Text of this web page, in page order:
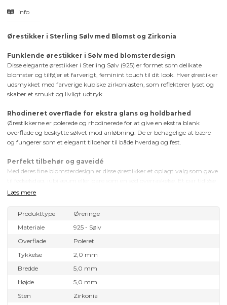
info
Ørestikker i Sterling Sølv med Blomst og Zirkonia
Funklende ørestikker i Sølv med blomsterdesign
Disse elegante ørestikker i Sterling Sølv (925) er formet som delikate
blomster og tilføjer et farverigt, feminint touch til dit look. Hver ørestik er
udsmykket med farverige kubiske zirkoniasten, som reflekterer lyset og
skaber et smukt og livligt udtryk.
Rhodineret overflade for ekstra glans og holdbarhed
Ørestikkerne er polerede og rhodinerede for at give en ekstra blank
overflade og beskytte sølvet mod anløbning. De er behagelige at bære
og fungerer som et elegant tilbehør til både hverdag og fest.
Perfekt tilbehør og gaveidé
Med deres fine blomsterdesign er disse ørestikker et oplagt valg som gave
smykker, der kombinerer feminin elegance med farverige, glitrende
Læs mere
Produkttype
Øreringe
Materiale
925 - Sølv
Overflade
Poleret
Tykkelse
2,0 mm
Bredde
5,0 mm
Højde
5,0 mm
Sten
Zirkonia